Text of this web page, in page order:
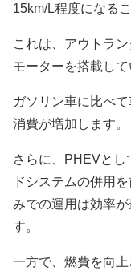
15km/L程度になる
これは、アウトラ
モーターを搭載して
ガソリン車に比べ
消費が増加します。
さらに、PHEVとし
ドシステムの併用
みでの運用は効率
す。
一方で、燃費を向